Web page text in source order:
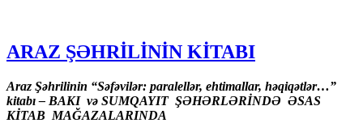
ARAZ ŞƏHRİLİNİN KİTABI
Araz Şəhrilinin “Səfəvilər: paralellər, ehtimallar, həqiqətlər…”
kitabı – BAKI və SUMQAYIT ŞƏHƏRLƏRİNDƏ ƏSAS
KİTAB MAĞAZALARINDA